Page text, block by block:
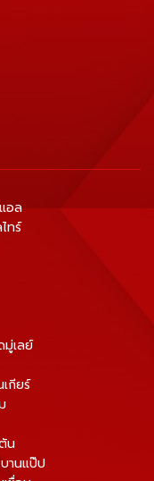
อล
ทร์
มู่เลย์
กียร์
น
านแป๊ป